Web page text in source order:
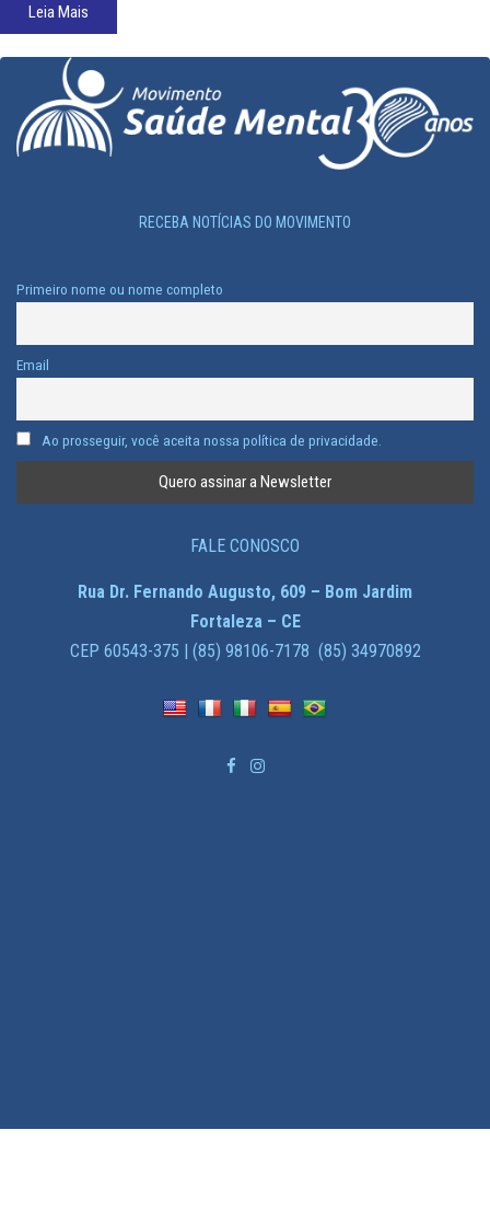
múltiplo impacto desenvolvida na periferia de Fortaleza, em
a formação…
Leia Mais
RECEBA NOTÍCIAS DO MOVIMENTO
Primeiro nome ou nome completo
Email
Ao prosseguir, você aceita nossa política de privacidade.
FALE CONOSCO
Rua Dr. Fernando Augusto, 609 – Bom Jardim
Fortaleza – CE
CEP 60543-375 | (85) 98106-7178 (85) 34970892